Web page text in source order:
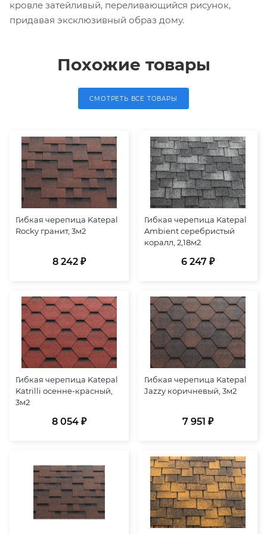
кровле затейливый, переливающийся рисунок,
придавая эксклюзивный образ дому.
Похожие товары
СМОТРЕТЬ ВСЕ ТОВАРЫ
Гибкая черепица Katepal
Rocky гранит, 3м2
8 242 ₽
Гибкая черепица Katepal
Ambient серебристый
коралл, 2,18м2
6 247 ₽
Гибкая черепица Katepal
Katrilli осенне-красный,
3м2
8 054 ₽
Гибкая черепица Katepal
Jazzy коричневый, 3м2
7 951 ₽